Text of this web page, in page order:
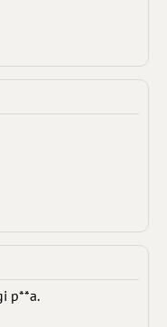
p**a.